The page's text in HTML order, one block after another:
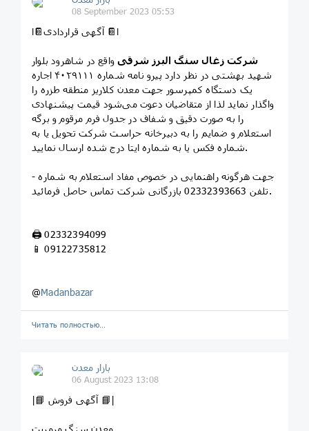
08 September 2023 05:53
ا📔 آگهی قراردادی📔ا
شرکت زغال سنگ البرز شرقیواقع در شاهرود بلوار
شهید بهشتی در نظر دارد پیرو نامه شماره ۴۰۲۹۱۱۱ اجاره
یک دستگاه کمپرسور جهت معدن کلاريز منطقه طزره را
واگذار نماید لذا از متقاضیان دعوت می‌شود قیمت پیشنهادی
را به صورت دقیق و شفاف در جدول فرم مرقوم و برگه
استعلام و ضمایم را به دبیرخانه حراست شرکت تحویل یا به
شماره فکس یا به شماره ایتا درج شده ارسال نمایید.
- جهت هرگونه راهنمایی در خصوص مفاد استعلام به شماره
تلفن 02332393663 بازرگانی شرکت تماس حاصل فرمائید.
🖨 02332394099
📱 09122735812
@Madanbazar
Читать полностью…
بازار معدن
06 August 2023 13:08
|📘 آگهی فروش 📘|